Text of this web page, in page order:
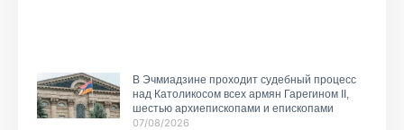
В Эчмиадзине проходит судебный процесс
над Католикосом всех армян Гарегином II,
шестью архиепископами и епископами
07/08/2026